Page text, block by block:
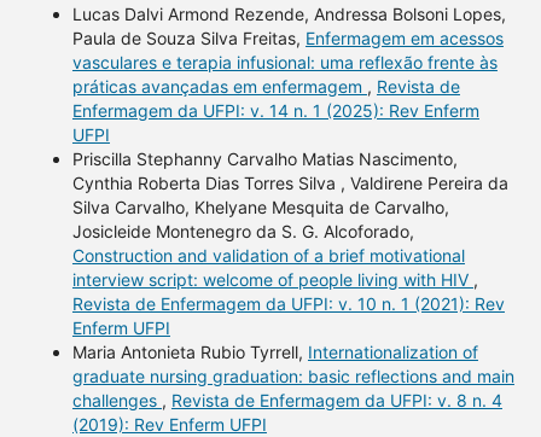
Lucas Dalvi Armond Rezende, Andressa Bolsoni Lopes,
Paula de Souza Silva Freitas, Enfermagem em acessos
vasculares e terapia infusional: uma reflexão frente às
práticas avançadas em enfermagem , Revista de
Enfermagem da UFPI: v. 14 n. 1 (2025): Rev Enferm
UFPI
Priscilla Stephanny Carvalho Matias Nascimento,
Cynthia Roberta Dias Torres Silva , Valdirene Pereira da
Silva Carvalho, Khelyane Mesquita de Carvalho,
Josicleide Montenegro da S. G. Alcoforado,
Construction and validation of a brief motivational
interview script: welcome of people living with HIV ,
Revista de Enfermagem da UFPI: v. 10 n. 1 (2021): Rev
Enferm UFPI
Maria Antonieta Rubio Tyrrell, Internationalization of
graduate nursing graduation: basic reflections and main
challenges , Revista de Enfermagem da UFPI: v. 8 n. 4
(2019): Rev Enferm UFPI